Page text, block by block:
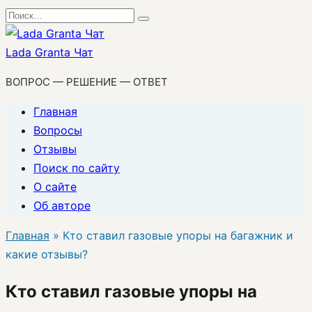
Перейти
к
содержанию
Search
for:
Lada Granta Чат
ВОПРОС — РЕШЕНИЕ — ОТВЕТ
Главная
Вопросы
Отзывы
Поиск по сайту
О сайте
Об авторе
Главная » Кто ставил газовые упоры на багажник и
какие отзывы?
Кто ставил газовые упоры на